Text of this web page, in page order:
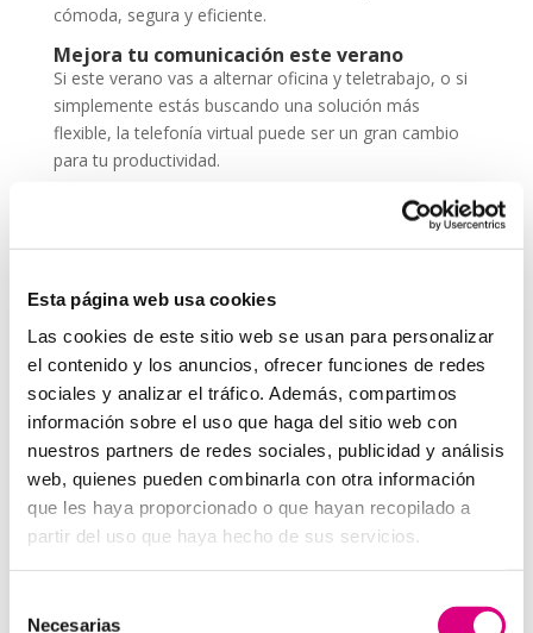
Esta página web usa cookies
Las cookies de este sitio web se usan para personalizar
el contenido y los anuncios, ofrecer funciones de redes
sociales y analizar el tráfico. Además, compartimos
información sobre el uso que haga del sitio web con
nuestros partners de redes sociales, publicidad y análisis
web, quienes pueden combinarla con otra información
que les haya proporcionado o que hayan recopilado a
partir del uso que haya hecho de sus servicios.
Necesarias
cómoda, segura y eficiente.
Mejora tu comunicación este verano
Si este verano vas a alternar oficina y teletrabajo, o si
simplemente estás buscando una solución más
flexible, la telefonía virtual puede ser un gran cambio
para tu productividad.
Recuerda que comunicarte bien es parte esencial de
campaña online.
System Network, tu operadora de telefonía
virtual en España
DesdeTelefonía VirtualNetwork, os invitamos a
que nos permitas estudiar tu caso particular.
Aunque si lo prefieres, puedes enviarnos un correo
electrónico avirtual@networkes.com o llamarnos al
900 800 806.
Tenemos más de15 años de experiencia en
flexibilidad en el aprovisionamiento de servicios, así